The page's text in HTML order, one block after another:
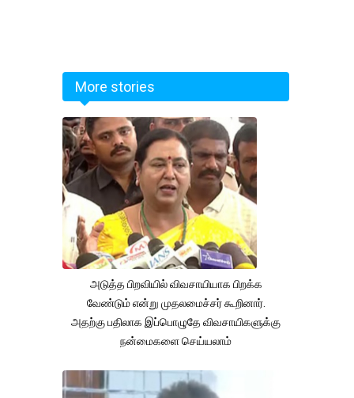
More stories
அடுத்த பிறவியில் விவசாயியாக பிறக்க
வேண்டும் என்று முதலமைச்சர் கூறினார்.
அதற்கு பதிலாக இப்பொழுதே விவசாயிகளுக்கு
நன்மைகளை செய்யலாம்